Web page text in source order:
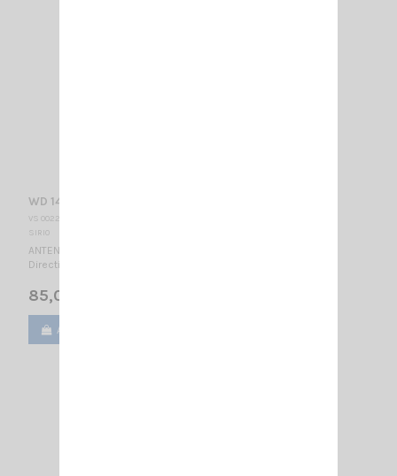
WD 140-N SIRIO
VS 002275
SIRIO
ANTENNE DIRECTIVE VHF - LARGE BANDE 140...160 MHz / 1/2 λ -
Directionnelle / 730 x 915 mm
85,00 €
Ajouter au panier